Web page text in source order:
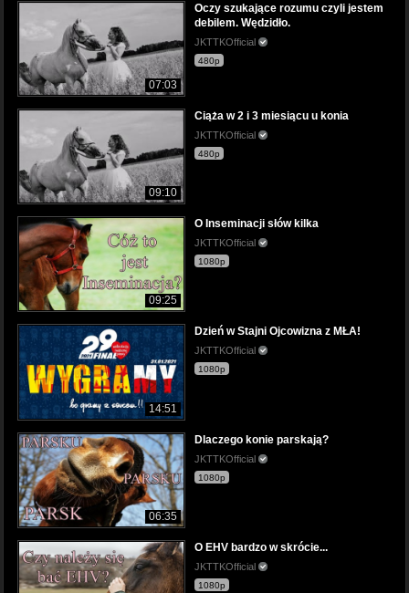
07:03
Oczy szukające rozumu czyli jestem
debilem. Wędzidło.
JKTTKOfficial
480p
09:10
Ciąża w 2 i 3 miesiącu u konia
JKTTKOfficial
480p
09:25
O Inseminacji słów kilka
JKTTKOfficial
1080p
14:51
Dzień w Stajni Ojcowizna z MŁA!
JKTTKOfficial
1080p
06:35
Dlaczego konie parskają?
JKTTKOfficial
1080p
O EHV bardzo w skrócie...
JKTTKOfficial
1080p